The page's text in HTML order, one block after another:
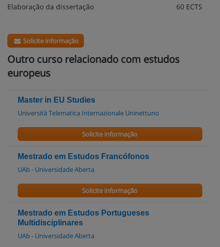
Elaboração da dissertação 60 ECTS
Solicite informação
Outro curso relacionado com estudos
europeus
Master in EU Studies
Università Telematica Internazionale Uninettuno
Solicite informação
Mestrado em Estudos Francófonos
UAb - Universidade Aberta
Solicite informação
Mestrado em Estudos Portugueses
Multidisciplinares
UAb - Universidade Aberta